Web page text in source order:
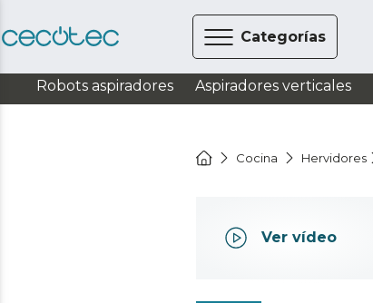
Categorías
Robots aspiradores Aspiradores verticales
Cocina Hervidores
Ver vídeo